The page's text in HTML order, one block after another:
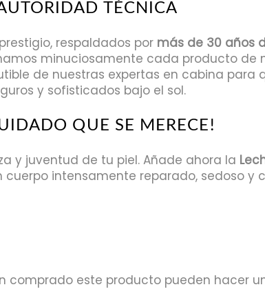
TÉCNICA
respaldados por más de 30 años
minuciosamente cada producto de
de nuestras expertas en cabina
y sofisticados bajo el sol.
QUE SE MERECE!
y juventud de tu piel. Añade ahora la
intensamente reparado, sedoso y
comprado este producto pueden hacer